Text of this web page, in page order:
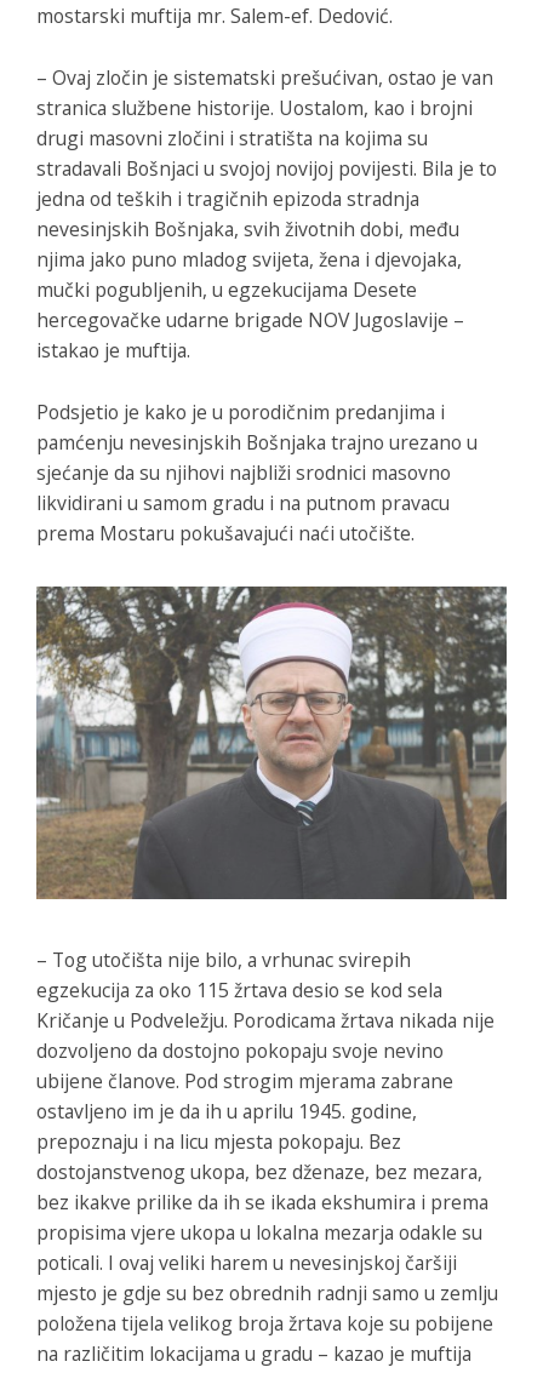
mostarski muftija mr. Salem-ef. Dedović.
– Ovaj zločin je sistematski prešućivan, ostao je van
stranica službene historije. Uostalom, kao i brojni
drugi masovni zločini i stratišta na kojima su
stradavali Bošnjaci u svojoj novijoj povijesti. Bila je to
jedna od teških i tragičnih epizoda stradnja
nevesinjskih Bošnjaka, svih životnih dobi, među
njima jako puno mladog svijeta, žena i djevojaka,
mučki pogubljenih, u egzekucijama Desete
hercegovačke udarne brigade NOV Jugoslavije –
istakao je muftija.
Podsjetio je kako je u porodičnim predanjima i
pamćenju nevesinjskih Bošnjaka trajno urezano u
sjećanje da su njihovi najbliži srodnici masovno
likvidirani u samom gradu i na putnom pravacu
prema Mostaru pokušavajući naći utočište.
– Tog utočišta nije bilo, a vrhunac svirepih
egzekucija za oko 115 žrtava desio se kod sela
Kričanje u Podveležju. Porodicama žrtava nikada nije
dozvoljeno da dostojno pokopaju svoje nevino
ubijene članove. Pod strogim mjerama zabrane
ostavljeno im je da ih u aprilu 1945. godine,
prepoznaju i na licu mjesta pokopaju. Bez
dostojanstvenog ukopa, bez dženaze, bez mezara,
bez ikakve prilike da ih se ikada ekshumira i prema
propisima vjere ukopa u lokalna mezarja odakle su
poticali. I ovaj veliki harem u nevesinjskoj čaršiji
mjesto je gdje su bez obrednih radnji samo u zemlju
položena tijela velikog broja žrtava koje su pobijene
na različitim lokacijama u gradu – kazao je muftija